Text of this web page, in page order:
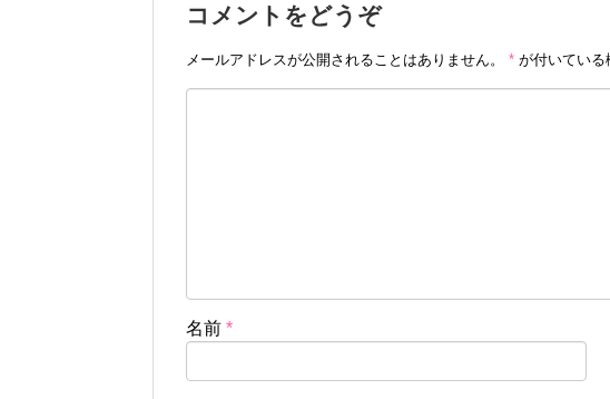
コメントをどうぞ
メールアドレスが公開されることはありません。 * が付いている
名前 *